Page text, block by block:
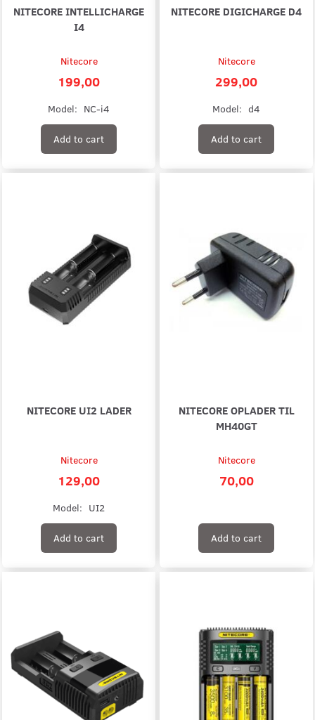
NITECORE INTELLICHARGE
I4
Nitecore
199,00
Model: NC-i4
Add to cart
NITECORE DIGICHARGE D4
Nitecore
299,00
Model: d4
Add to cart
NITECORE UI2 LADER
Nitecore
129,00
Model: UI2
Add to cart
NITECORE OPLADER TIL
MH40GT
Nitecore
70,00
Add to cart